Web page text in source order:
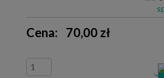
Cena nie zawiera ewentualnych
Cena: 70,00 zł